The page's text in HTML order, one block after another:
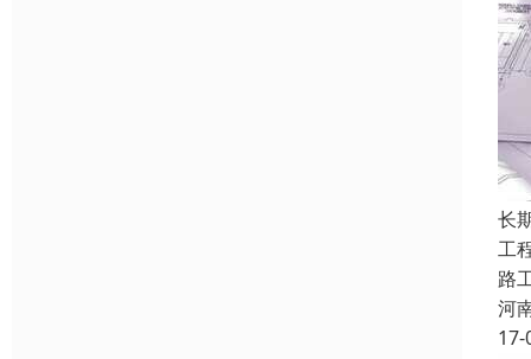
长
工
路
河
17-